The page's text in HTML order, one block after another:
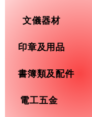
文儀器材
印章及用品
書簿類及配件
電工五金